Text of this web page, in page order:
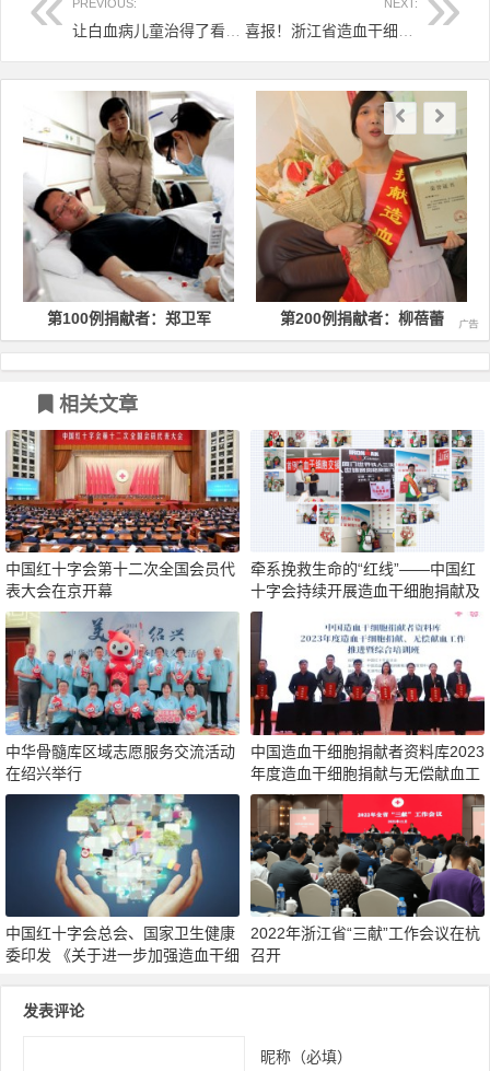
PREVIOUS: NEXT:
文章导航
第100例捐献者：郑卫军 第200例捐献者：柳蓓蕾
相关文章
中国红十字会第十二次全国会员代
表大会在京开幕
牵系挽救生命的“红线”——中国红
十字会持续开展造血干细胞捐献及
无偿献血工作综述
中华骨髓库区域志愿服务交流活动
在绍兴举行
中国造血干细胞捐献者资料库2023
年度造血干细胞捐献与无偿献血工
作推进暨综合培训班在天津举办
中国红十字会总会、国家卫生健康
委印发 《关于进一步加强造血干细
2022年浙江省“三献”工作会议在杭
召开
发表评论
昵称（必填）